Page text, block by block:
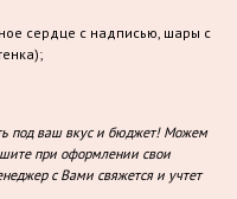
сердце с надписью, шары с
под ваш вкус и бюджет! Можем
при оформлении свои
с Вами свяжется и учтет